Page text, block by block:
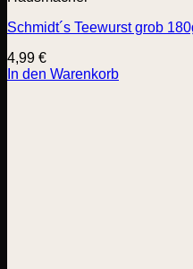
Schmidt´s Teewurst grob
4,99 €
In den Warenkorb